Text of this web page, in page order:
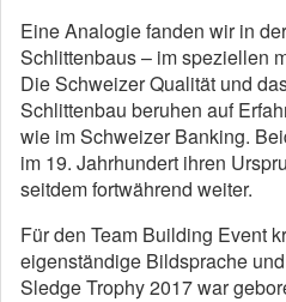
Eine Analogie fanden wir in
Schlittenbaus – im speziellen
Die Schweizer Qualität und
Schlittenbau beruhen auf
wie im Schweizer Banking.
im 19. Jahrhundert ihren
seitdem fortwährend weiter.
Für den Team Building Event
eigenständige Bildsprache
Sledge Trophy 2017 war